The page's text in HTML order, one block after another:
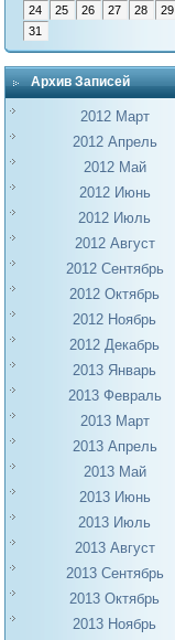
24
25 26 27 28 29
31
Архив Записей
2012 Март
2012 Апрель
2012 Май
2012 Июнь
2012 Июль
2012 Август
2012 Сентябрь
2012 Октябрь
2012 Ноябрь
2012 Декабрь
2013 Январь
2013 Февраль
2013 Март
2013 Апрель
2013 Май
2013 Июнь
2013 Июль
2013 Август
2013 Сентябрь
2013 Октябрь
2013 Ноябрь